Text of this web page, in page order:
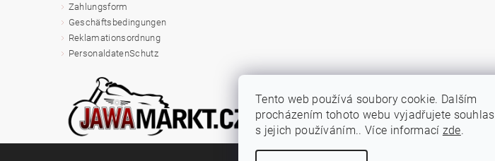
Zahlungsform
Geschäftsbedingungen
Reklamationsordnung
PersonaldatenSchutz
Tento web používá soubory cookie. Dalším
procházením tohoto webu vyjadřujete souhlas
s jejich používáním.. Více informací zde.